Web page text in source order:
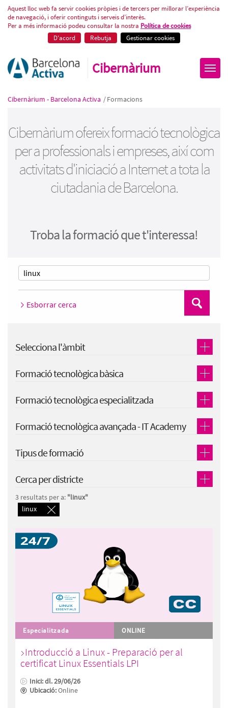
Cursos gratuïts de tecnologia
Aquest lloc web fa servir cookies pròpies i de tercers per millorar l’experiència
de navegació, i oferir continguts i serveis d’interès.
Per a més informació podeu consultar la nostra Política de cookies
D'acord
Rebutja Gestionar cookies
Cibernàrium
Cibernàrium - Barcelona Activa /Formacions
Cibernàrium ofereix formació tecnològica
per a professionals i empreses, així com
activitats d'iniciació a Internet a tota la
ciutadania de Barcelona.
Troba la formació que t'interessa!
Cerca
Esborrar cerca
Selecciona l'àmbit
Formació tecnològica bàsica
Formació tecnològica especialitzada
Formació tecnològica avançada - IT Academy
Tipus de formació
Cerca per districte
3 resultats per a: "linux"
linux
Especialitzada ONLINE
Introducció a Linux - Preparació per al
certificat Linux Essentials LPI
Inici: dl. 29/06/26
Ubicació:Online